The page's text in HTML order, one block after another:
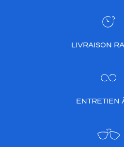
LIVRAISON
ENTRETIEN